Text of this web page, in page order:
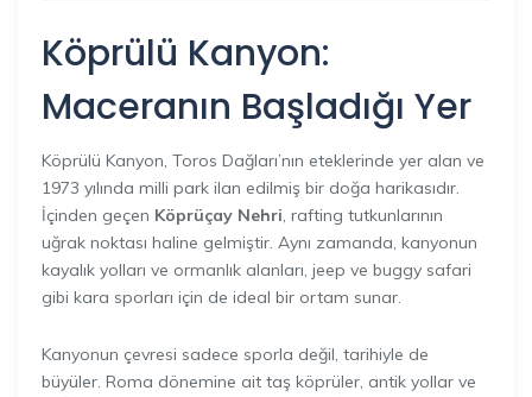
Köprülü Kanyon:
Maceranın Başladığı Yer
Köprülü Kanyon, Toros Dağları’nın eteklerinde yer alan ve
1973 yılında milli park ilan edilmiş bir doğa harikasıdır.
İçinden geçen Köprüçay Nehri, rafting tutkunlarının
uğrak noktası haline gelmiştir. Aynı zamanda, kanyonun
kayalık yolları ve ormanlık alanları, jeep ve buggy safari
gibi kara sporları için de ideal bir ortam sunar.
Kanyonun çevresi sadece sporla değil, tarihiyle de
büyüler. Roma dönemine ait taş köprüler, antik yollar ve